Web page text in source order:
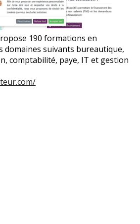
190 formations en
domaines suivants bureautique,
comptabilité, paye, IT et gestion